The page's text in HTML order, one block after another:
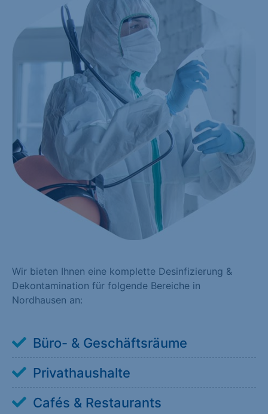
Wir bieten Ihnen eine komplette Desinfizierung &
Dekontamination für folgende Bereiche in
Nordhausen an:
Büro- & Geschäftsräume
Privathaushalte
Cafés & Restaurants